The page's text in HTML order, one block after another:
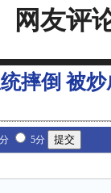
网友评
摔倒 被
5分